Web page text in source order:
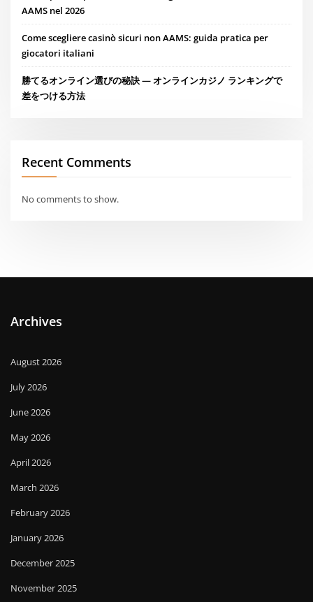
AAMS nel 2026
Come scegliere casinò sicuri non AAMS: guida pratica per
giocatori italiani
勝てるオンライン選びの秘訣 — オンラインカジノ ランキングで
差をつける方法
Recent Comments
No comments to show.
Archives
August 2026
July 2026
June 2026
May 2026
April 2026
March 2026
February 2026
January 2026
December 2025
November 2025